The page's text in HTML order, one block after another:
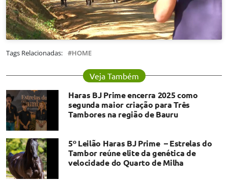
Tags Relacionadas: HOME
Veja Também
Haras BJ Prime encerra 2025 como
segunda maior criação para Três
Tambores na região de Bauru
5º Leilão Haras BJ Prime – Estrelas do
Tambor reúne elite da genética de
velocidade do Quarto de Milha